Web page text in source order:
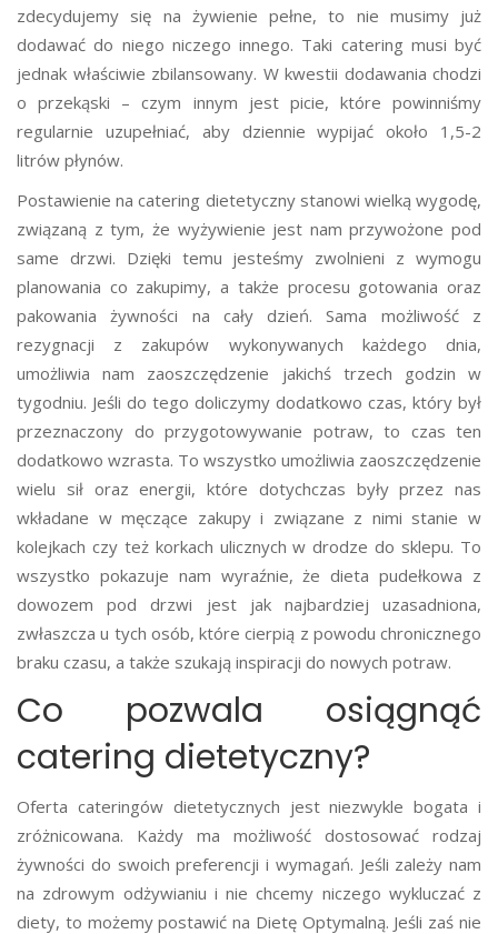
zdecydujemy się na żywienie pełne, to nie musimy już
dodawać do niego niczego innego. Taki catering musi być
jednak właściwie zbilansowany. W kwestii dodawania chodzi
o przekąski – czym innym jest picie, które powinniśmy
regularnie uzupełniać, aby dziennie wypijać około 1,5-2
litrów płynów.
Postawienie na catering dietetyczny stanowi wielką wygodę,
związaną z tym, że wyżywienie jest nam przywożone pod
same drzwi. Dzięki temu jesteśmy zwolnieni z wymogu
planowania co zakupimy, a także procesu gotowania oraz
pakowania żywności na cały dzień. Sama możliwość z
rezygnacji z zakupów wykonywanych każdego dnia,
umożliwia nam zaoszczędzenie jakichś trzech godzin w
tygodniu. Jeśli do tego doliczymy dodatkowo czas, który był
przeznaczony do przygotowywanie potraw, to czas ten
dodatkowo wzrasta. To wszystko umożliwia zaoszczędzenie
wielu sił oraz energii, które dotychczas były przez nas
wkładane w męczące zakupy i związane z nimi stanie w
kolejkach czy też korkach ulicznych w drodze do sklepu. To
wszystko pokazuje nam wyraźnie, żedieta pudełkowa z
dowozem pod drzwi jest jak najbardziej uzasadniona,
zwłaszcza u tych osób, które cierpią z powodu chronicznego
braku czasu, a także szukają inspiracji do nowych potraw.
Co pozwala osiągnąć
catering dietetyczny?
Oferta cateringów dietetycznych jest niezwykle bogata i
zróżnicowana. Każdy ma możliwość dostosować rodzaj
żywności do swoich preferencji i wymagań. Jeśli zależy nam
na zdrowym odżywianiu i nie chcemy niczego wykluczać z
diety, to możemy postawić na Dietę Optymalną. Jeśli zaś nie